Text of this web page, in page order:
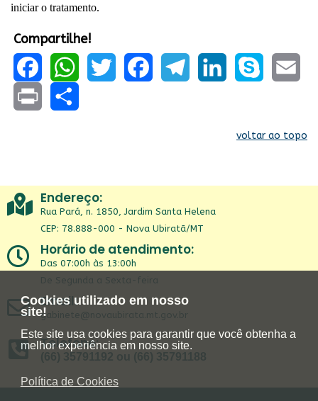
Cookies utilizado em nosso
site!
Este site usa cookies para garantir que você obtenha a
melhor experiência em nosso site.
Política de Cookies
iniciar o tratamento.
Compartilhe!
FacebookWhatsApp
voltar ao topo
Endereço:
Rua Pará, n. 1850, Jardim Santa Helena
CEP: 78.888-000 - Nova Ubiratã/MT
Horário de atendimento:
Das 07:00h às 13:00h
De Segunda a Sexta-feira
Email:
gabinete@novaubirata.mt.gov.br
Telefone:
(66) 35791192 ou (66) 35791188